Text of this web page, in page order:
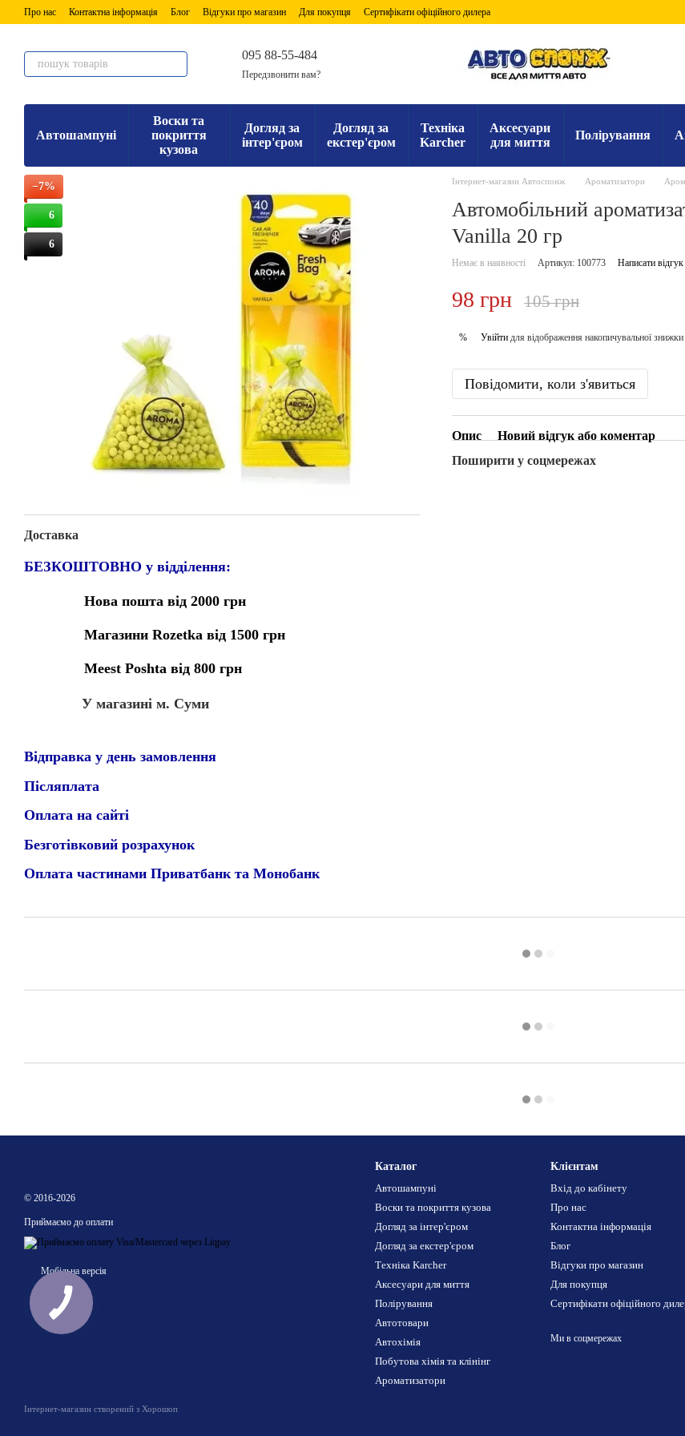
Перейти до основного контенту
Про нас Контактна інформація Блог Відгуки про магазин Для покупця Сертифікати офіційного дилера
095 88-55-484
Передзвонити вам?
Автошампуні
Воски та
покриття
кузова
Догляд за
інтер'єром
Догляд за
екстер'єром
Техніка
Karcher
Аксесуари
для миття
Полірування
−7%
6
6
Доставка
БЕЗКОШТОВНО у відділення:
Нова пошта від 2000 грн
Магазини Rozetka від 1500 грн
Meest Poshta від 800 грн
У магазині м. Суми
Відправка у день замовлення
Післяплата
Оплата на сайті
Безготівковий розрахунок
Оплата частинами Приватбанк та Монобанк
Інтернет-магазин Автоспонж Ароматизатори
Автомобільний
Vanilla 20 гр
Немає в наявності Артикул: 100773 Написати відгук
98 грн 105 грн
% Увійтидля відображення накопичувальної знижки
Повідомити, коли з'явиться
Опис
Новий відгук або коментар
Поширити у соцмережах
© 2016-2026
Приймаємо до оплати
Мобільна версія
Інтернет-магазин створений з Хорошоп
Каталог
Автошампуні
Воски та покриття кузова
Догляд за інтер'єром
Догляд за екстер'єром
Техніка Karcher
Аксесуари для миття
Полірування
Автотовари
Автохімія
Побутова хімія та клінінг
Ароматизатори
Клієнтам
Вхід до кабінету
Про нас
Контактна інформація
Блог
Відгуки про магазин
Для покупця
Сертифікати офіційного
Ми в соцмережах